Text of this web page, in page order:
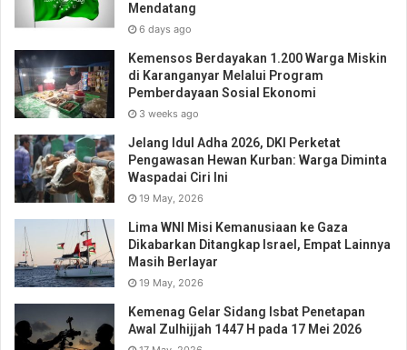
Mendatang
6 days ago
Kemensos Berdayakan 1.200 Warga Miskin
di Karanganyar Melalui Program
Pemberdayaan Sosial Ekonomi
3 weeks ago
Jelang Idul Adha 2026, DKI Perketat
Pengawasan Hewan Kurban: Warga Diminta
Waspadai Ciri Ini
19 May, 2026
Lima WNI Misi Kemanusiaan ke Gaza
Dikabarkan Ditangkap Israel, Empat Lainnya
Masih Berlayar
19 May, 2026
Kemenag Gelar Sidang Isbat Penetapan
Awal Zulhijjah 1447 H pada 17 Mei 2026